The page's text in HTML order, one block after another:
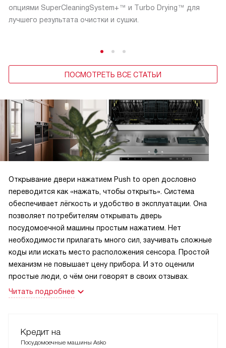
опциями SuperCleaningSystem+™ и Тurbo Drying™ для
лучшего результата очистки и сушки.
ПОСМОТРЕТЬ ВСЕ СТАТЬИ
Открывание двери нажатием Push to open дословно
переводится как «нажать, чтобы открыть». Система
обеспечивает лёгкость и удобство в эксплуатации. Она
позволяет потребителям открывать дверь
посудомоечной машины простым нажатием. Нет
необходимости прилагать много сил, заучивать сложные
коды или искать место расположения сенсора. Простой
механизм не повышает цену прибора. И это оценили
простые люди, о чём они говорят в своих отзывах.
Читать подробнее
Кредит на
Посудомоечные машины Asko